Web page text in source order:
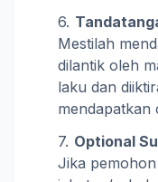
Mestilah
dilantik oleh
laku dan
mendapatkan
Optional
Jika